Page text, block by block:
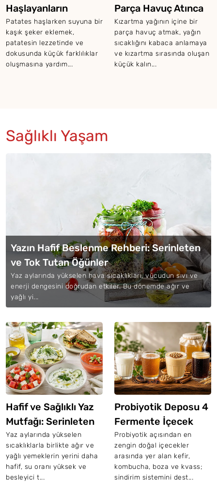
Haşlayanların
Bilmesi Gereken
Şeker Hilesi
Patates haşlarken suyuna bir
kaşık şeker eklemek,
patatesin lezzetinde ve
dokusunda küçük farklılıklar
oluşmasına yardım...
Parça Havuç Atınca
Ne Olur?
Kızartma yağının içine bir
parça havuç atmak, yağın
sıcaklığını kabaca anlamaya
ve kızartma sırasında oluşan
küçük kalın...
Sağlıklı Yaşam
Yazın Hafif Beslenme Rehberi: Serinleten
ve Tok Tutan Öğünler
Yaz aylarında yükselen hava sıcaklıkları, vücudun sıvı ve
enerji dengesini doğrudan etkiler. Bu dönemde ağır ve
yağlı yi...
Hafif ve Sağlıklı Yaz
Mutfağı: Serinleten
Pratik 5 Tarif
Yaz aylarında yükselen
sıcaklıklarla birlikte ağır ve
yağlı yemeklerin yerini daha
hafif, su oranı yüksek ve
besleyici t...
Probiyotik Deposu 4
Fermente İçecek
Probiyotik açısından en
zengin doğal içecekler
arasında yer alan kefir,
kombucha, boza ve kvass;
sindirim sistemini dest...